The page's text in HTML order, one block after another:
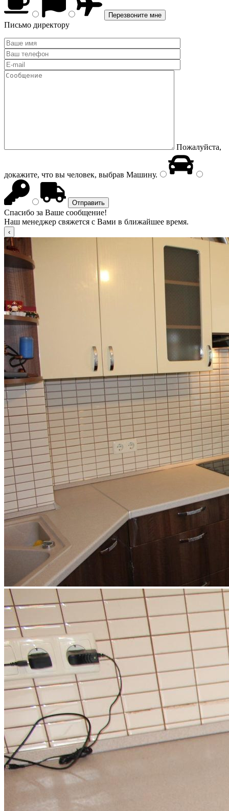
Письмо директору
Пожалуйста,
докажите, что вы человек, выбрав Машину.
Спасибо за Ваше сообщение!
Наш менеджер свяжется с Вами в ближайшее время.